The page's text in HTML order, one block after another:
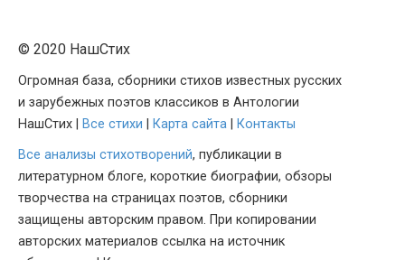
© 2020 НашСтих
Огромная база, сборники стихов известных русских
и зарубежных поэтов классиков в Антологии
НашСтих |
Все стихи Карта сайта
Контакты
Все анализы стихотворений, публикации в
литературном блоге, короткие биографии, обзоры
творчества на страницах поэтов, сборники
защищены авторским правом. При копировании
авторских материалов ссылка на источник